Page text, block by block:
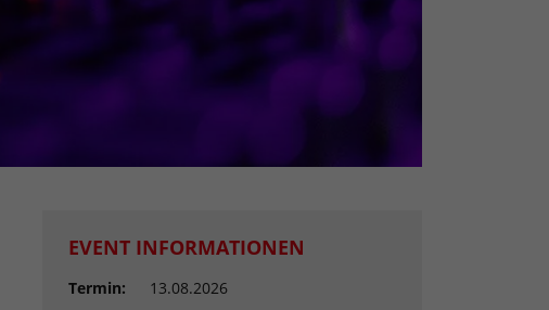
EVENT INFORMATIONEN
Termin:
13.08.2026